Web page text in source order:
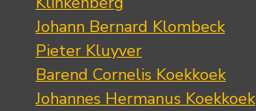
Johann Bernard Klombeck
Pieter Kluyver
Barend Cornelis Koekkoek
Johannes Hermanus Koekkoek